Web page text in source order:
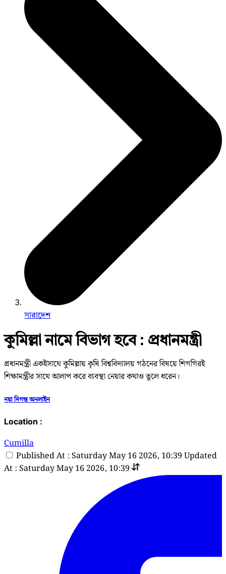
সারাদেশ
কুমিল্লা নামে বিভাগ হবে : প্রধানমন্ত্রী
প্রধানমন্ত্রী একইসাথে কুমিল্লায় কৃষি বিশ্ববিদ্যালয় গঠনের বিষয়ে শিগগিরই
শিক্ষামন্ত্রীর সাথে আলাপ করে ব্যবস্থা নেয়ার কথাও তুলে ধরেন।
নয়া দিগন্ত অনলাইন
Location :
Cumilla
Published At : Saturday May 16 2026, 10:39 Updated
At : Saturday May 16 2026, 10:39